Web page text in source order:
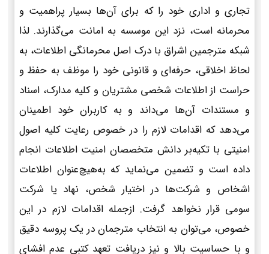
تجاری و اداری خود را که برای آن‌ها بسیار پراهمیت و
محرمانه است، نزد این موسسه به امانت می‌گذارند. لذا
شبکه مترجمین اشراق با درک اصل محرمانگی اطلاعات، به
لحاظ اخلاقی، حرفه‌ای و قانونی خود را موظف به حفظ و
حراست از اطلاعات شخصی مشتریان و کلیه مدارک، اسناد
و مستندات آن‌ها می‌داند و به کاربران خود اطمینان
می‌دهد که اقدامات لازم را در خصوص رعایت کلیه اصول
امنیتی با تکیه‌بر دانش متخصصان امنیت اطلاعات انجام
داده است و تضمین می‌نماید که به‌هیچ‌عنوان اطلاعات
اشخاص و شرکت‌ها در اختیار شخص، نهاد یا شرکت
سومی قرار نخواهد گرفت. ازجمله اقدامات لازم در این
خصوص، می‌توان به انتخاب مترجمان در یک پروسه دقیق
و با حساسیت بالا و نیز دریافت تعهد کتبی عدم افشای